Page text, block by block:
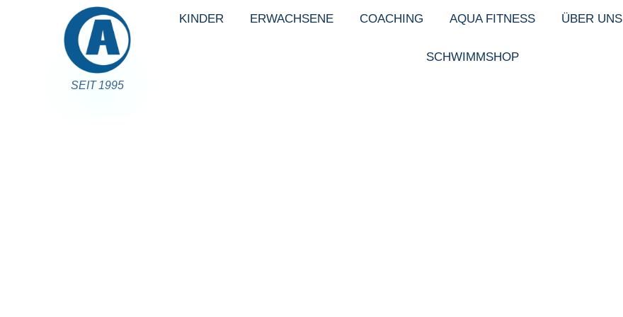
SEIT 1995
KINDER ERWACHSENE COACHING AQUA FITNESS ÜBER UNS
SCHWIMMSHOP